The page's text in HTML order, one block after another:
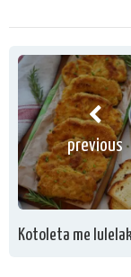
previous
Kotoleta me